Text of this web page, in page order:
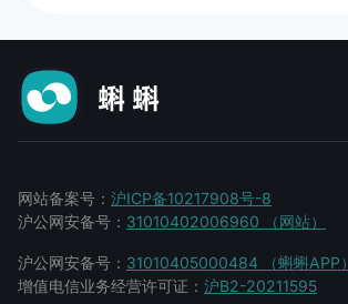
网站备案号： 沪ICP备10217908号-8
沪公网安备号： 31010402006960 （网站）
沪公网安备号： 31010405000484 （蝌蝌APP）
增值电信业务经营许可证： 沪B2-20211595